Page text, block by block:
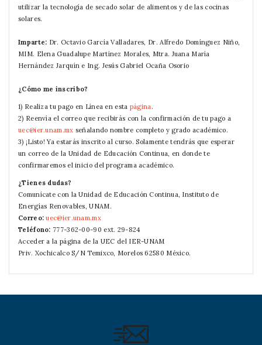
utilizar la tecnología de secado solar de alimentos y de las cocinas
solares.
Imparte: Dr. Octavio García Valladares, Dr. Alfredo Domínguez Niño,
MIM. Elena Guadalupe Martínez Morales, Mtra. Juana María
Hernández Jarquín e Ing. Jesús Gabriel Ocaña Osorio
¿Cómo me inscribo?
1) Realiza tu pago en Línea en esta página.
2) Reenvía el correo que recibirás con la confirmación de tu pago a
uec@ier.unam.mx señalando nombre completo y grado académico.
3) ¡Listo! Ya estarás inscrito al curso. Solamente tendrás que esperar
un correo de la Unidad de Educación Continua, en donde te
confirmaremos el inicio del programa académico.
¿Tienes dudas?
Comunícate con la Unidad de Educación Continua, Instituto de
Energías Renovables, UNAM.
Correo: uec@ier.unam.mx
Teléfono: 777-362-00-90 ext. 29-824
Acceder a la página de la UEC del IER-UNAM
Priv. Xochicalco S/N Temixco, Morelos 62580 México.